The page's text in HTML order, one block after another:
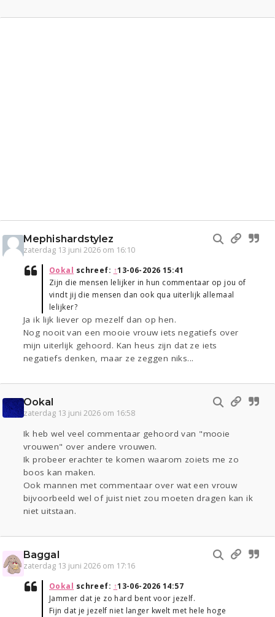
Mephishardstylez
zaterdag 13 juni 2026 om 16:10
Ookal schreef: ↑13-06-2026 15:41
Zijn die mensen lelijker in hun commentaar op jou of
vindt jij die mensen dan ook qua uiterlijk allemaal
lelijker?
Ja ik lijk liever op mezelf dan op hen.
Nog nooit van een mooie vrouw iets negatiefs over
mijn uiterlijk gehoord. Kan heus zijn dat ze iets
negatiefs denken, maar ze zeggen niks...
Ookal
zaterdag 13 juni 2026 om 16:58
Ik heb wel veel commentaar gehoord van "mooie
vrouwen" over andere vrouwen.
Ik probeer erachter te komen waarom zoiets me zo
boos kan maken.
Ook mannen met commentaar over wat een vrouw
bijvoorbeeld wel of juist niet zou moeten dragen kan ik
niet uitstaan.
Baggal
zaterdag 13 juni 2026 om 17:16
Ookal schreef: ↑13-06-2026 14:57
Jammer dat je zo hard bent voor jezelf.
Fijn dat je jezelf niet langer kwelt met hele hoge